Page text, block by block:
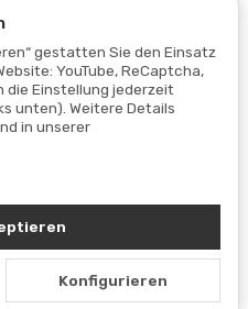
•Impressum
Konfigurieren
gestatten Sie den Einsatz
YouTube, ReCaptcha,
die Einstellung jederzeit
unten). Weitere Details
in unserer